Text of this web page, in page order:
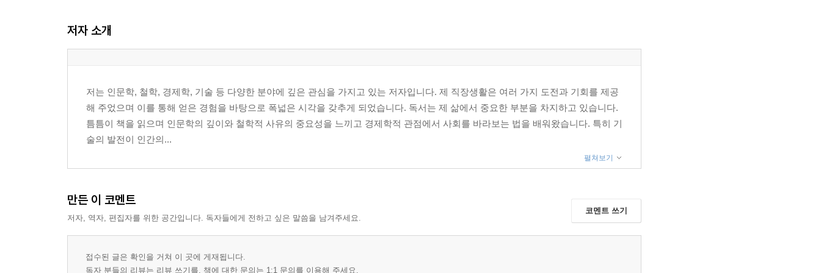
제3장: 적극적인 태도, 주도적인 삶을 살아가기
무기력에서 벗어나기 위한 첫 단계
제4장: 끈기와 인내, 일관된 태도가 만들어낸 기적
포기하지 않는 힘, 끈기의 중요성
실패에서 다시 일어서는 법
배움에 대한 태도: 끊임없는 성장의 원동력
변화를 두려워하지 않고 적극적으로 받아들이기
학습의 기회를 최대한 활용하는 방법
제6장: 자기 확신, 10년 후의 자신을 믿는 태도
저자 소개
저는 인문학, 철학, 경제학, 기술 등 다양한 분야에 깊은 관심을 가지고 있는 저자입니다. 제 직장생활은 여러 가지 도전과 기회를 제공
해 주었으며 이를 통해 얻은 경험을 바탕으로 폭넓은 시각을 갖추게 되었습니다. 독서는 제 삶에서 중요한 부분을 차지하고 있습니다.
틈틈이 책을 읽으며 인문학의 깊이와 철학적 사유의 중요성을 느끼고 경제학적 관점에서 사회를 바라보는 법을 배워왔습니다. 특히 기
술의 발전이 인간의...
펼쳐보기
만든 이 코멘트
저자, 역자, 편집자를 위한 공간입니다. 독자들에게 전하고 싶은 말씀을 남겨주세요.
코멘트 쓰기
접수된 글은 확인을 거쳐 이 곳에 게재됩니다.
독자 분들의 리뷰는 리뷰 쓰기를, 책에 대한 문의는 1:1 문의를 이용해 주세요.